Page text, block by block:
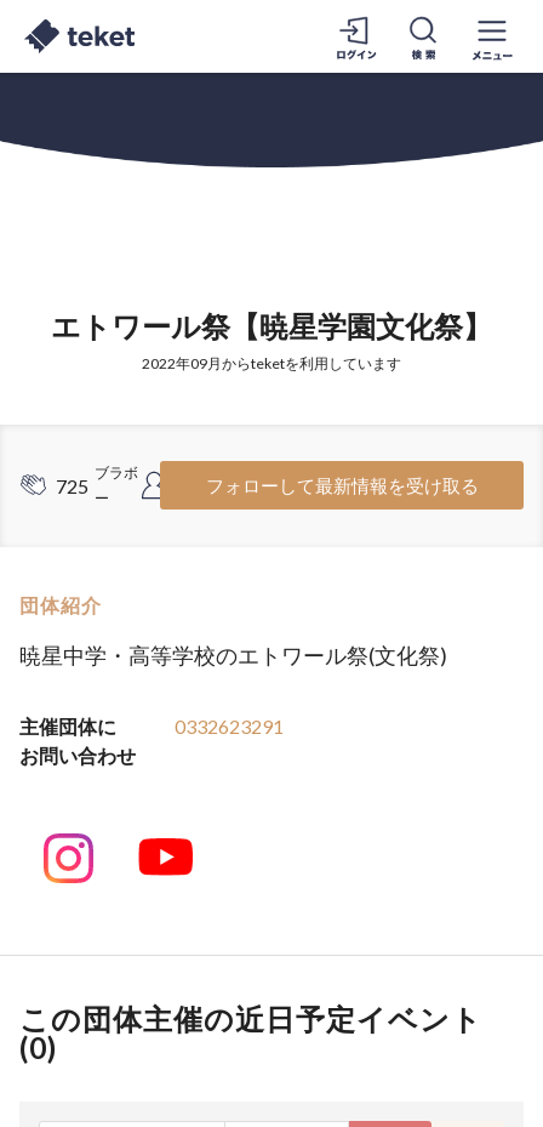
エトワール祭【暁星学園文化祭】
2022年09月からteketを利用しています
725
ブラボ
ー
495
ワー
フォローして最新情報を受け取る
団体紹介
暁星中学・高等学校のエトワール祭(文化祭)
主催団体に
お問い合わせ
0332623291
この団体主催の近日予定イベント
(0)